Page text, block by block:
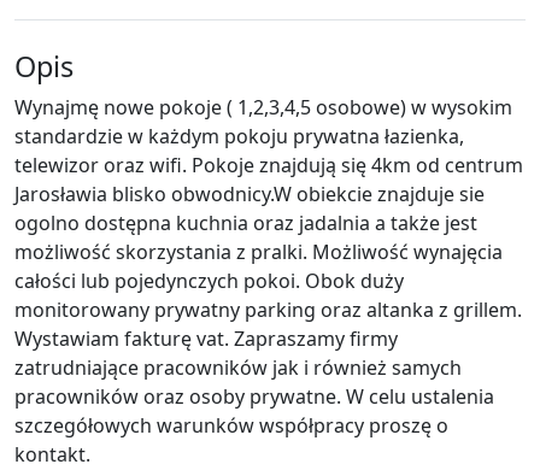
Opis
Wynajmę nowe pokoje ( 1,2,3,4,5 osobowe) w wysokim
standardzie w każdym pokoju prywatna łazienka,
telewizor oraz wifi. Pokoje znajdują się 4km od centrum
Jarosławia blisko obwodnicy.W obiekcie znajduje sie
ogolno dostępna kuchnia oraz jadalnia a także jest
możliwość skorzystania z pralki. Możliwość wynajęcia
całości lub pojedynczych pokoi. Obok duży
monitorowany prywatny parking oraz altanka z grillem.
Wystawiam fakturę vat. Zapraszamy firmy
zatrudniające pracowników jak i również samych
pracowników oraz osoby prywatne. W celu ustalenia
szczegółowych warunków współpracy proszę o
kontakt.